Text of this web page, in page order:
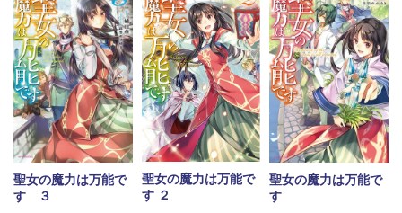
聖女の魔力は万能で
す ３
聖女の魔力は万能で
す ２
聖女の魔力は万能で
す